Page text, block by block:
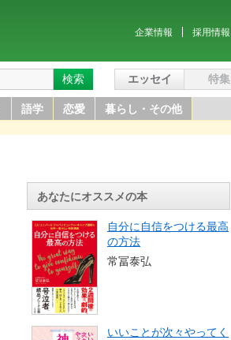
企業情報 採用情報
語学 恋愛 暮らし・その他
エッセイ 特集
検索
あなたにオススメの本
自分に自信をつける最高
の方法
常冨泰弘
いいことが次々やってく